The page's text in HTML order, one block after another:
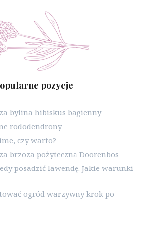
pozycje
bylina hibiskus bagienny
rododendrony
czy warto?
brzoza pożyteczna Doorenbos
posadzić lawendę. Jakie warunki
ogród warzywny krok po